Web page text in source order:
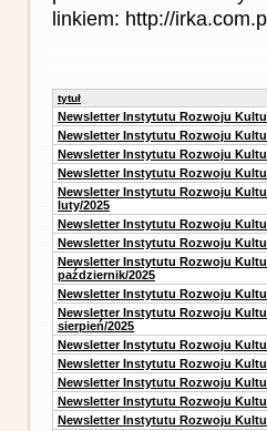
linkiem: http://
tytuł
Newsletter Instytutu Rozwoju
Newsletter Instytutu Rozwoju
Newsletter Instytutu Rozwoju
Newsletter Instytutu Rozwoju
Newsletter Instytutu Rozwoju
luty/2025
Newsletter Instytutu Rozwoju
Newsletter Instytutu Rozwoju
Newsletter Instytutu Rozwoju
październik/2025
Newsletter Instytutu Rozwoju
Newsletter Instytutu Rozwoju
sierpień/2025
Newsletter Instytutu Rozwoju
Newsletter Instytutu Rozwoju
Newsletter Instytutu Rozwoju
Newsletter Instytutu Rozwoju
Newsletter Instytutu Rozwoju